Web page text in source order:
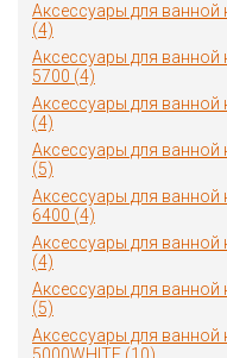
Аксессуары для ванной
(4)
Аксессуары для
5700 (4)
Аксессуары для
(4)
Аксессуары для ванной
(5)
Аксессуары для
6400 (4)
Аксессуары для
(4)
Аксессуары для ванной
(5)
Аксессуары для ванной